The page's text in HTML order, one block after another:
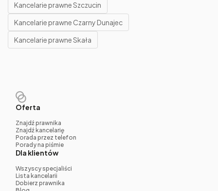
Kancelarie prawne Szczucin
Kancelarie prawne Czarny Dunajec
Kancelarie prawne Skała
Oferta
Znajdź prawnika
Znajdź kancelarię
Porada przez telefon
Porady na piśmie
Dla klientów
Wszyscy specjaliści
Lista kancelarii
Dobierz prawnika